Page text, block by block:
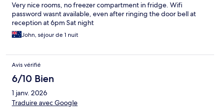
Very nice rooms, no freezer compartment in fridge. Wifi
password wasnt available, even after ringing the door bell at
reception at 6pm Sat night
John, séjour de 1 nuit
Avis vérifié
6/10 Bien
1 janv. 2026
Traduire avec Google